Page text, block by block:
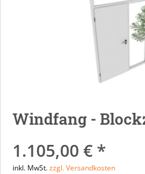
Windfang -
1.105,00 € *
inkl. MwSt.zzgl. Versandkosten